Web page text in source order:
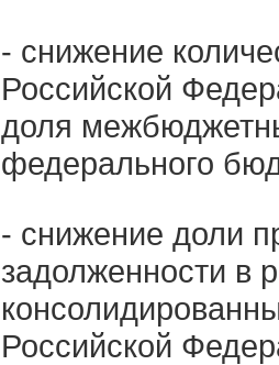
- снижение
Российской
доля
федерального
- снижение доли
задолженности в
Российской